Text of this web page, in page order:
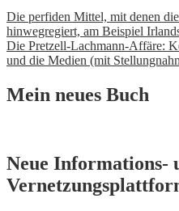
Beitrags-
Navigation
Die perfiden Mittel, mit denen
hinwegregiert, am Beispiel
Die Pretzell-Lachmann-Affäre:
und die Medien (mit
Mein neues Buch
Neue Informations-